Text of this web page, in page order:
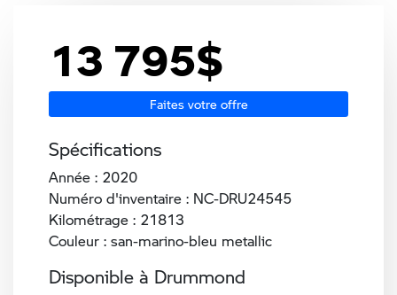
13 795$
Faites votre offre
Spécifications
Année : 2020
Numéro d'inventaire : NC-DRU24545
Kilométrage : 21813
Couleur : san-marino-bleu metallic
Disponible à Drummond